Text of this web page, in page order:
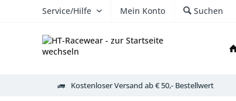
Service/Hilfe Mein Konto Suchen
Kostenloser Versand ab € 50,- Bestellwert